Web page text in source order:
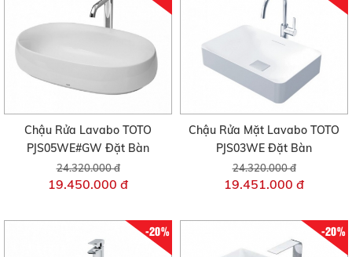
Chậu Rửa Lavabo TOTO
PJS05WE#GW Đặt Bàn
24.320.000 đ
19.450.000 đ
Chậu Rửa Mặt Lavabo TOTO
PJS03WE Đặt Bàn
24.320.000 đ
19.451.000 đ
-20% -20%